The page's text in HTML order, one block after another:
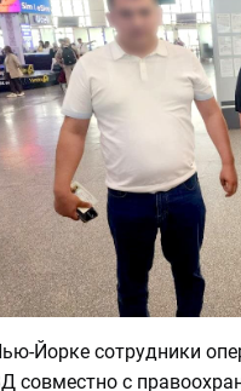
Йорке сотрудники
совместно с